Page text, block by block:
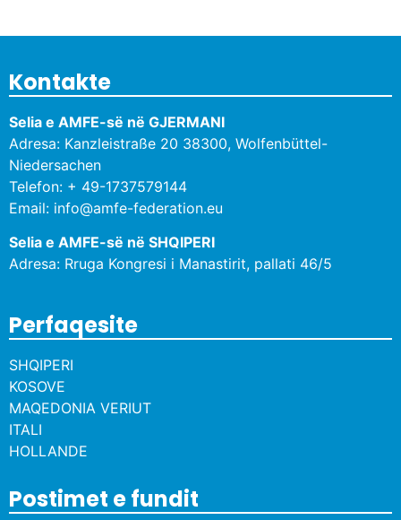
Kontakte
Selia e AMFE-së në GJERMANI
Adresa: Kanzleistraße 20 38300, Wolfenbüttel-
Niedersachen
Telefon: + 49-1737579144
Email: info@amfe-federation.eu
Selia e AMFE-së në SHQIPERI
Adresa: Rruga Kongresi i Manastirit, pallati 46/5
Perfaqesite
SHQIPERI
KOSOVE
MAQEDONIA VERIUT
ITALI
HOLLANDE
Postimet e fundit